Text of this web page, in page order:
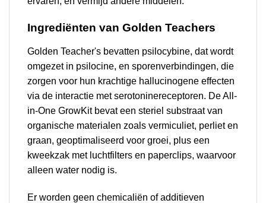
Ingrediënten van Golden Teachers
Golden Teacher's bevatten psilocybine, dat wordt
omgezet in psilocine, en sporenverbindingen, die
zorgen voor hun krachtige hallucinogene effecten
via de interactie met serotoninereceptoren. De All-
in-One GrowKit bevat een steriel substraat van
organische materialen zoals vermiculiet, perliet en
graan, geoptimaliseerd voor groei, plus een
kweekzak met luchtfilters en paperclips, waarvoor
alleen water nodig is.
Er worden geen chemicaliën of additieven